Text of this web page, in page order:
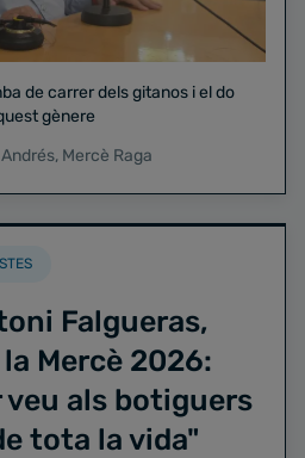
de carrer dels gitanos i el do
gènere
, Mercè Raga
Falgueras,
Mercè 2026:
veu als botiguers
tota la vida"